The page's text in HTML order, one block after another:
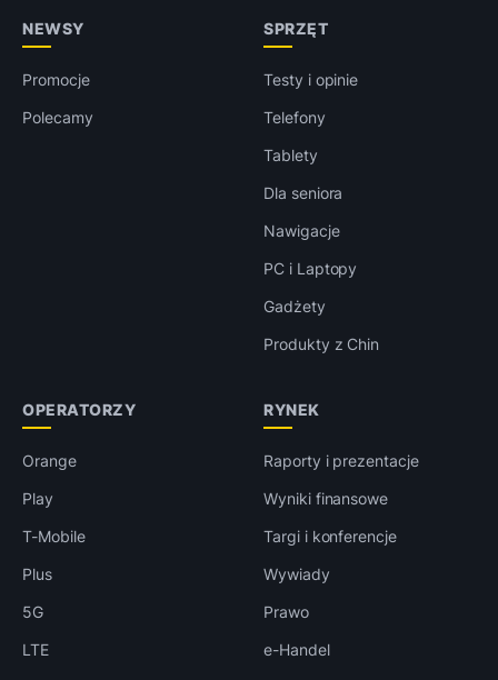
NEWSY
Promocje
Polecamy
SPRZĘT
Testy i opinie
Telefony
Tablety
Dla seniora
Nawigacje
PC i Laptopy
Gadżety
Produkty z Chin
OPERATORZY
Orange
Play
T-Mobile
Plus
5G
LTE
RYNEK
Raporty i prezentacje
Wyniki finansowe
Targi i konferencje
Wywiady
Prawo
e-Handel